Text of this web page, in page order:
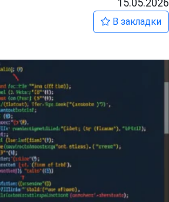
15.05.2026
В закладки